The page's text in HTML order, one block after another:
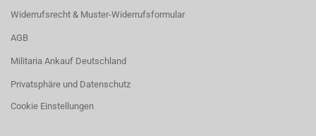
Widerrufsrecht & Muster-Widerrufsformular
AGB
Militaria Ankauf Deutschland
Privatsphäre und Datenschutz
Cookie Einstellungen